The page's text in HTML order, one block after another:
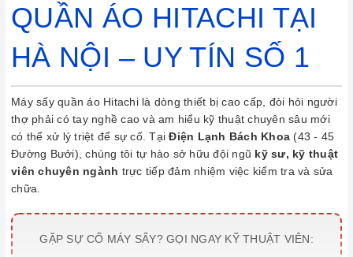
QUẦN ÁO HITACHI TẠI
HÀ NỘI – UY TÍN SỐ 1
Máy sấy quần áo Hitachi là dòng thiết bị cao cấp, đòi hỏi người
thợ phải có tay nghề cao và am hiểu kỹ thuật chuyên sâu mới
có thể xử lý triệt để sự cố. TạiĐiện Lạnh Bách Khoa (43 - 45
Đường Bưởi), chúng tôi tự hào sở hữu đội ngũ kỹ sư, kỹ thuật
viên chuyên ngành trực tiếp đảm nhiệm việc kiểm tra và sửa
chữa.
GẶP SỰ CỐ MÁY SẤY? GỌI NGAY KỸ THUẬT VIÊN: